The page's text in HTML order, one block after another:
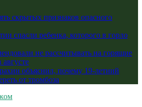
скрытых признаков опасного
спасли ребенка, которого в горло
не рассчитывать на горящие
объяснил, почему 19-летний
от тромбоза